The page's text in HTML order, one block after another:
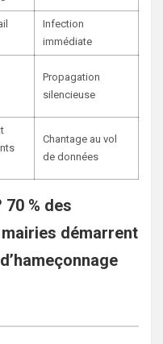
Infection
immédiate
Propagation
silencieuse
Chantage au vol
de données
70 % des
démarrent